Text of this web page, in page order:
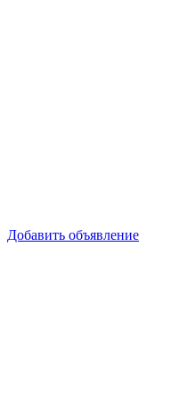
Добавить объявление